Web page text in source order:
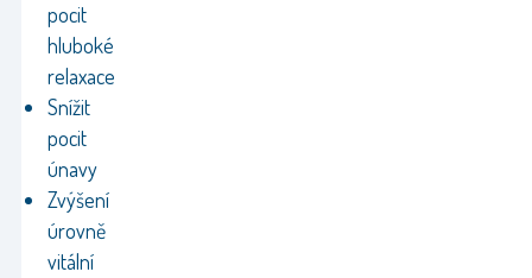
pocit
hluboké
relaxace
Snížit
pocit
únavy
Zvýšení
úrovně
vitální